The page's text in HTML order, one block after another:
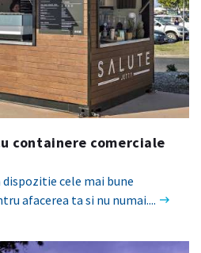
containere comerciale
cele mai bune
afacerea ta si nu numai....